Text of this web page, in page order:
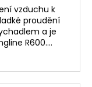
vzduchu k
proudění
a je
R600....